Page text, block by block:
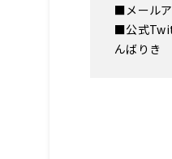
■メール
■公式
んばりき